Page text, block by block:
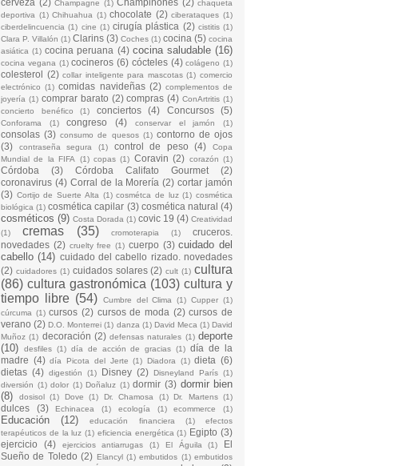
cerveza (2) Champagne (1) Champiñones (2) chaqueta
deportiva (1) Chihuahua (1) chocolate (2) ciberataques (1)
ciberdelincuencia (1) cine (1) cirugía plástica (2) cistitis (1)
Clara P. Villalón (1) Clarins (3) Coches (1) cocina (5) cocina
asiática (1) cocina peruana (4) cocina saludable (16)
cocina vegana (1) cocineros (6) cócteles (4) colágeno (1)
colesterol (2) collar inteligente para mascotas (1) comercio
electrónico (1) comidas navideñas (2) complementos de
joyería (1) comprar barato (2) compras (4) ConArtritis (1)
concierto benéfico
(1) conciertos (4) Concursos (5)
Conforama (1) congreso (4) conservar el jamón (1)
consolas (3) consumo de quesos (1) contorno de ojos
(3)
contraseña segura (1) control de peso (4)
Copa
Mundial de la FIFA (1) copas (1) Coravin (2) corazón (1)
Córdoba (3) Córdoba Califato Gourmet
(2)
coronavirus (4) Corral de la Morería (2) cortar jamón
(3) Cortijo de Suerte Alta (1) cosmétca de luz (1) cosmética
biológica (1) cosmética capilar (3) cosmética natural (4)
cosméticos (9) Costa Dorada (1) covic 19 (4) Creatividad
(1)
cremas (35) cromoterapia (1)
cruceros.
novedades (2) cruelty free (1) cuerpo (3) cuidado del
cabello (14) cuidado del cabello rizado. novedades
(2) cuidadores (1) cuidados solares (2) cult (1) cultura
(86) cultura gastronómica (103) cultura y
tiempo libre (54) Cumbre del Clima (1) Cupper (1)
cúrcuma (1) cursos (2) cursos de moda (2) cursos de
verano (2) D.O. Monterrei (1) danza (1) David Meca (1) David
Muñoz (1) decoración (2) defensas naturales (1) deporte
(10)
desfiles (1) día de acción de gracias (1) día de la
madre (4) día Picota del Jerte (1) Diadora (1) dieta (6)
dietas (4) digestión (1) Disney (2) Disneyland París (1)
diversión (1) dolor (1) Doñaluz (1) dormir (3) dormir bien
(8)
dosisol (1) Dove (1) Dr. Chamosa (1) Dr. Martens (1)
dulces (3) Echinacea (1) ecología (1) ecommerce (1)
Educación (12) educación financiera (1)
efectos
terapéuticos de la luz (1) eficiencia energética (1) Egipto (3)
ejercicio
(4) ejercicios antiarrugas (1) El Águila (1)
El
Sueño de Toledo (2) Elancyl (1) embutidos (1) embutidos